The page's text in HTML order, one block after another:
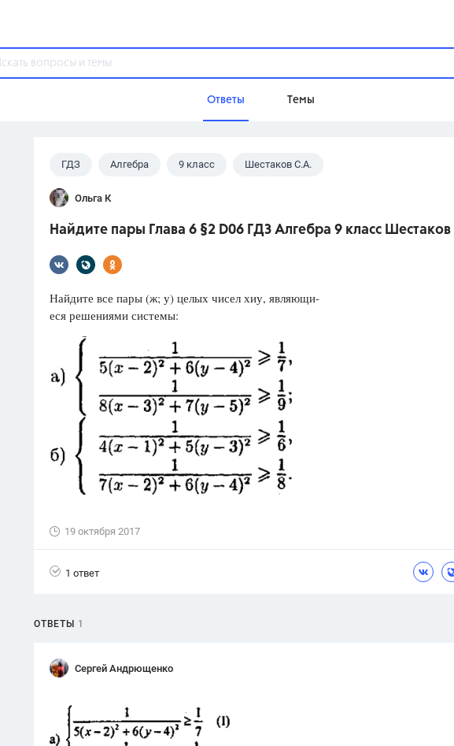
Ответы Темы
Популярные темы
ГДЗ
3273 ответа
3460 ответов
ответов
Вузы
Олимпиады
Spotlight
ответ
ответов
Домашнее задание
Школа
Рудзитис Г.Е.,
Цветков Л. А.
Психология
Отношения,
ГДЗ Алгебра 9 класс Шестаков С.А.
Ольга К
Найдите пары Глава 6 §2 D06 ГДЗ Алгебра 9 класс
Найдите все пары (ж; у) целых чисел хиу, являющи-
еся решениями системы:
19 октября 2017
1 ответ
ОТВЕТЫ 1
Сергей Андрющенко